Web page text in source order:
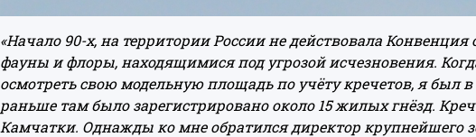
«Начало 90-х, на территории России не действовала
фауны и флоры, находящимися под угрозой исчезновения.
осмотреть свою модельную площадь по учёту кречетов, я был
раньше там было зарегистрировано около 15 жилых гнёзд.
Камчатки. Однажды ко мне обратился директор крупнейшего